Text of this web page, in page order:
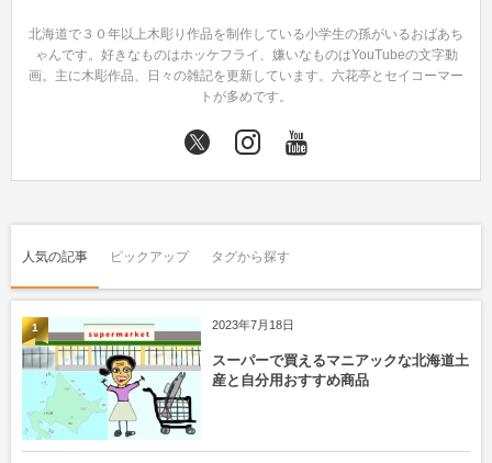
北海道で３０年以上木彫り作品を制作している小学生の孫がいるおばあち
ゃんです。好きなものはホッケフライ、嫌いなものはYouTubeの文字動
画。主に木彫作品、日々の雑記を更新しています。六花亭とセイコーマー
トが多めです。
人気の記事 ピックアップ タグから探す
2023年7月18日
スーパーで買えるマニアックな北海道土
産と自分用おすすめ商品
1